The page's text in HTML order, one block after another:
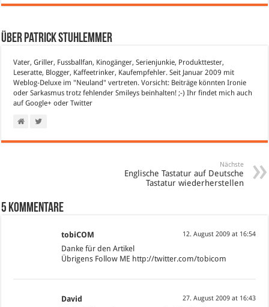
Über Patrick Stuhlemmer
Vater, Griller, Fussballfan, Kinogänger, Serienjunkie, Produkttester,
Leseratte, Blogger, Kaffeetrinker, Kaufempfehler. Seit Januar 2009 mit
Weblog-Deluxe im "Neuland" vertreten. Vorsicht: Beiträge könnten Ironie
oder Sarkasmus trotz fehlender Smileys beinhalten! ;-) Ihr findet mich auch
aufGoogle+ oderTwitter
Nächste
Englische Tastatur auf Deutsche
Tastatur wiederherstellen
5 Kommentare
tobiCOM 12. August 2009 at 16:54
Danke für den Artikel
Übrigens Follow ME http://twitter.com/tobicom
David 27. August 2009 at 16:43